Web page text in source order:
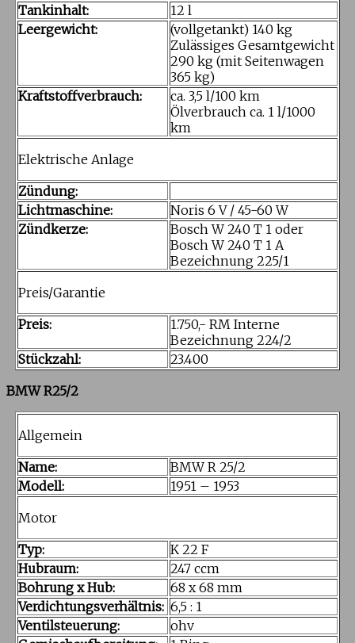
Tankinhalt:
12 l
Leergewicht:
(vollgetankt) 140 kg
Zulässiges Gesamtgewicht
290 kg (mit Seitenwagen
365 kg)
Kraftstoffverbrauch:
ca. 3,5 l/100 km
Ölverbrauch ca. 1 l/1000
km
Elektrische Anlage
Zündung:
Lichtmaschine:
Noris 6 V / 45-60 W
Zündkerze:
Bosch W 240 T 1 oder
Bosch W 240 T 1 A
Bezeichnung 225/1
Preis/Garantie
Preis:
1.750,- RM Interne
Bezeichnung 224/2
Stückzahl:
23.400
BMW R25/2
Allgemein
Name:
BMW R 25/2
Modell:
1951 – 1953
Motor
Typ:
K 22 F
Hubraum:
247 ccm
Bohrung x Hub:
68 x 68 mm
Verdichtungsverhältnis: 6,5 : 1
Ventilsteuerung:
ohv